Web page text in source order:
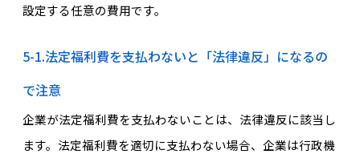
設定する任意の費用です。
5-1.法定福利費を支払わないと「法律違反」になるの
で注意
企業が法定福利費を支払わないことは、法律違反に該当し
ます。法定福利費を適切に支払わない場合、企業は行政機